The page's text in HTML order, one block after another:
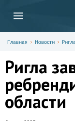
Главная Новости
Ригла
области